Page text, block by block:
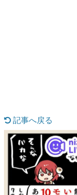
なん
ゲーム
具体的
です。
ゲー
記事へ戻る